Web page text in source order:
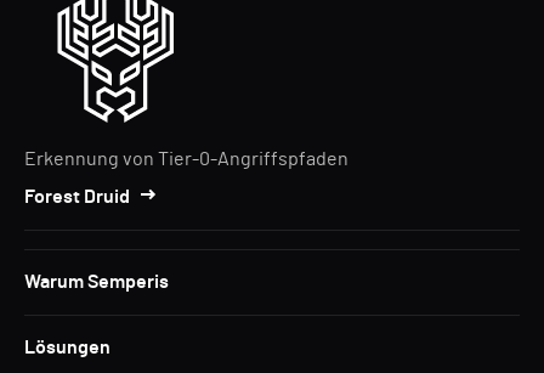
Erkennung von Tier-0-Angriffspfaden
Forest Druid
Warum Semperis
Lösungen